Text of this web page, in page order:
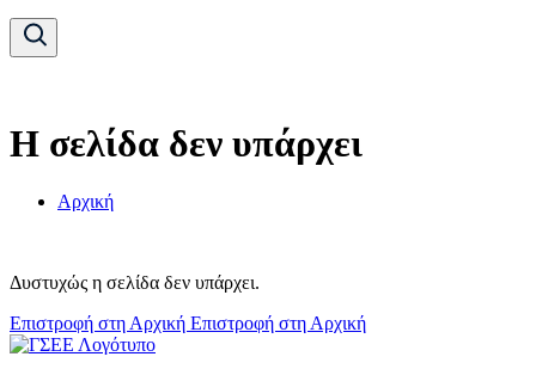
Η σελίδα δεν υπάρχει
Αρχική
Δυστυχώς η σελίδα δεν υπάρχει.
Επιστροφή στη Αρχική Επιστροφή στη Αρχική